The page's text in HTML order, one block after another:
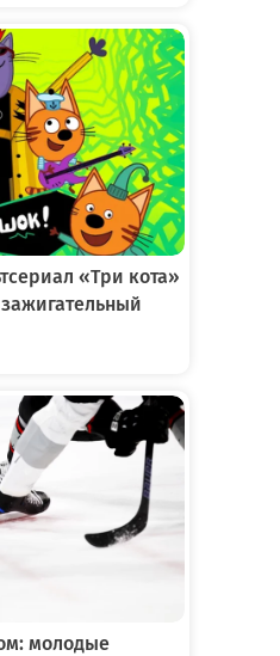
«Три кота»
молодые